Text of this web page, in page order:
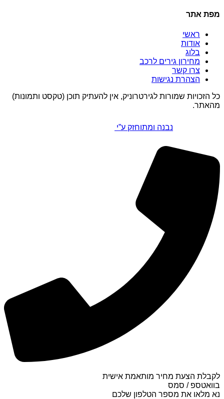
מפת אתר
ראשי
אודות
בלוג
מחירון גירים לרכב
צרו קשר
הצהרת נגישות
כל הזכויות שמורות לגירטרוניק, אין להעתיק תוכן (טקסט ותמונות)
מהאתר.
נבנה ומתוחזק ע”י
לקבלת הצעת מחיר מותאמת אישית
בוואטספ / סמס
נא מלאו את מספר הטלפון שלכם